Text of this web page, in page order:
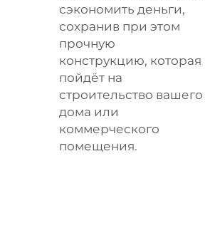
сэкономить деньги,
сохранив при этом
прочную
конструкцию, которая
пойдёт на
строительство вашего
дома или
коммерческого
помещения.